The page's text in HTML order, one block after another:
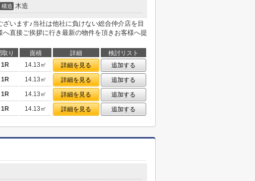
構造 木造
います♪当社は他社に負けない総合仲介店を目
直接ご挨拶に行き最新の物件を頂きお客様へ提
取り 面積 詳細
検討リスト
1R 14.13㎡ 詳細を見る
追加する
1R 14.13㎡ 詳細を見る
追加する
1R 14.13㎡ 詳細を見る
追加する
1R 14.13㎡ 詳細を見る 追加する